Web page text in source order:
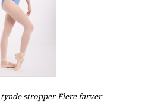
stropper-Flere farver